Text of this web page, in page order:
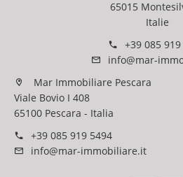
65015
Italie
+39 085
info@mar-
Mar Immobiliare Pescara
Viale Bovio I 408
65100 Pescara - Italia
+39 085 919 5494
info@mar-immobiliare.it